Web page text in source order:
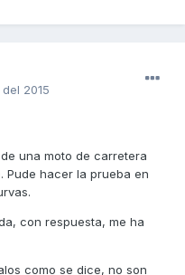
2015
una moto de carretera
Pude hacer la prueba en
con respuesta, me ha
como se dice, no son